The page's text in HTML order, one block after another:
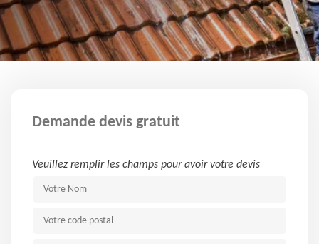
Demande devis gratuit
Veuillez remplir les champs pour avoir votre devis